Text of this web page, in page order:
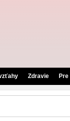
Zdravie